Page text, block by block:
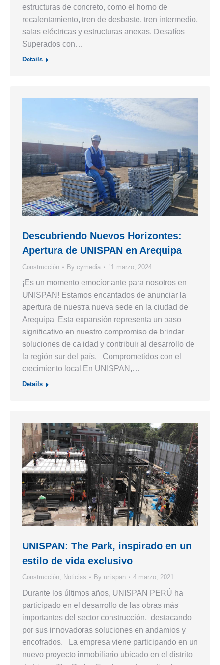
estructuras de concreto, como el horno de
recalentamiento, tren de desbaste, tren intermedio,
salas eléctricas y estructuras anexas. Desafíos
Superados con…
Details
Descubriendo Nuevos Horizontes:
Apertura de UNISPAN en Arequipa
Construcción By cymedia 11 marzo, 2024
¡Es un momento emocionante para nosotros en
UNISPAN! Estamos encantados de anunciar la
apertura de nuestra nueva sede en la ciudad de
Arequipa. Esta expansión representa un paso
significativo en nuestro compromiso de brindar
soluciones de calidad y contribuir al desarrollo de
la región sur del país. Comprometidos con el
crecimiento local En UNISPAN,…
Details
UNISPAN: The Park, inspirado en un
estilo de vida exclusivo
Construcción Noticias By unispan 4 marzo, 2021
Durante los últimos años, UNISPAN PERÚ ha
participado en el desarrollo de las obras más
importantes del sector construcción, destacando
por sus innovadoras soluciones en andamios y
encofrados. La empresa viene participando en un
nuevo proyecto inmobiliario ubicado en el distrito